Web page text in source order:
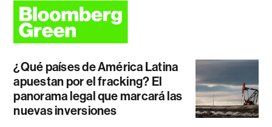
¿Qué países de América Latina
apuestan por el fracking? El
panorama legal que marcará las
nuevas inversiones